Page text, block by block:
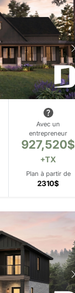
Avec un
entrepreneur
927,520$
+TX
Plan à partir de
2310$